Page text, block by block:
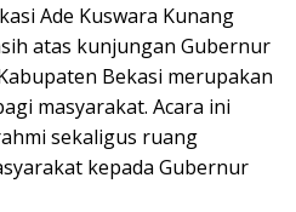
Ade Kuswara Kunang
atas kunjungan Gubernur
Bekasi merupakan
masyarakat. Acara ini
sekaligus ruang
kepada Gubernur